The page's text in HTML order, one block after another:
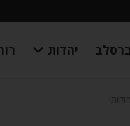
יהדות